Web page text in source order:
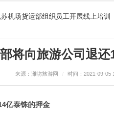
货运部组织员工开展线上培训
将向旅游公司退
来源：潍坊旅游网 / 时间：2021-09-05
亿泰铢的押金